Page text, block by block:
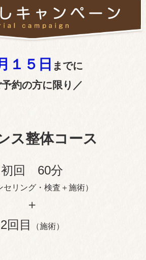
１５ 日 までに
約の方に限り／
ス整体コース
初回 60分
セリング・検査＋施術）
＋
2回目
（施術）